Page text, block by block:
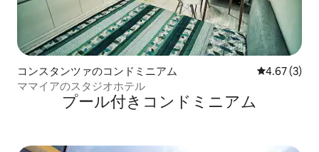
コンスタンツァのコンドミニアム レビュー3
4.67 (3)
ママイアのスタジオホテル
プール付きコンドミニアム